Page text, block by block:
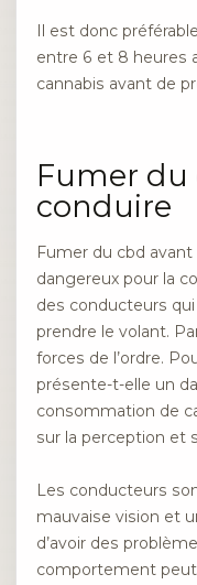
Il est donc
entre 6 et 8 heures
cannabis avant de
Fumer du
conduire
Fumer du cbd
dangereux pour la
des conducteurs
prendre le volant.
forces de l’ordre.
présente-t-elle un
consommation de
sur la perception et
Les conducteurs
mauvaise vision et
d’avoir des
comportement